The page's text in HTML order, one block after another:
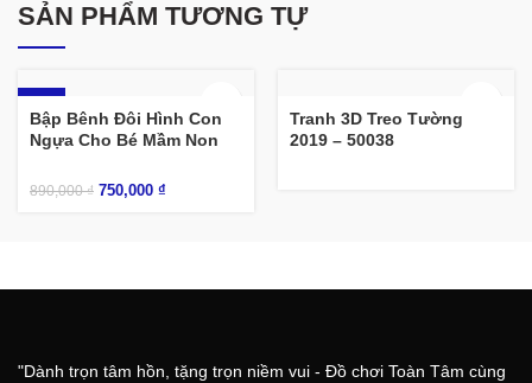
SẢN PHẨM TƯƠNG TỰ
-16%
Bập Bênh Đôi Hình Con
Ngựa Cho Bé Mầm Non
890,000₫ 750,000 ₫
Tranh 3D Treo Tường
2019 – 50038
"Dành trọn tâm hồn, tặng trọn niềm vui - Đồ chơi Toàn Tâm cùng